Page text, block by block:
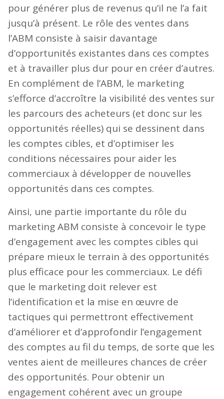
pour générer plus de revenus qu’il ne l’a fait
jusqu’à présent. Le rôle des ventes dans
l’ABM consiste à saisir davantage
d’opportunités existantes dans ces comptes
et à travailler plus dur pour en créer d’autres.
En complément de l’ABM, le marketing
s’efforce d’accroître la visibilité des ventes sur
les parcours des acheteurs (et donc sur les
opportunités réelles) qui se dessinent dans
les comptes cibles, et d’optimiser les
conditions nécessaires pour aider les
commerciaux à développer de nouvelles
opportunités dans ces comptes.
Ainsi, une partie importante du rôle du
marketing ABM consiste à concevoir le type
d’engagement avec les comptes cibles qui
prépare mieux le terrain à des opportunités
plus efficace pour les commerciaux. Le défi
que le marketing doit relever est
l’identification et la mise en œuvre de
tactiques qui permettront effectivement
d’améliorer et d’approfondir l’engagement
des comptes au fil du temps, de sorte que les
ventes aient de meilleures chances de créer
des opportunités. Pour obtenir un
engagement cohérent avec un groupe